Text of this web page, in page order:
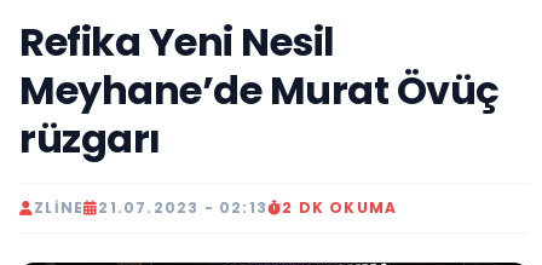
Refika Yeni Nesil
Meyhane’de Murat Övüç
rüzgarı
ZLINE 21.07.2023 - 02:13 2 DK OKUMA